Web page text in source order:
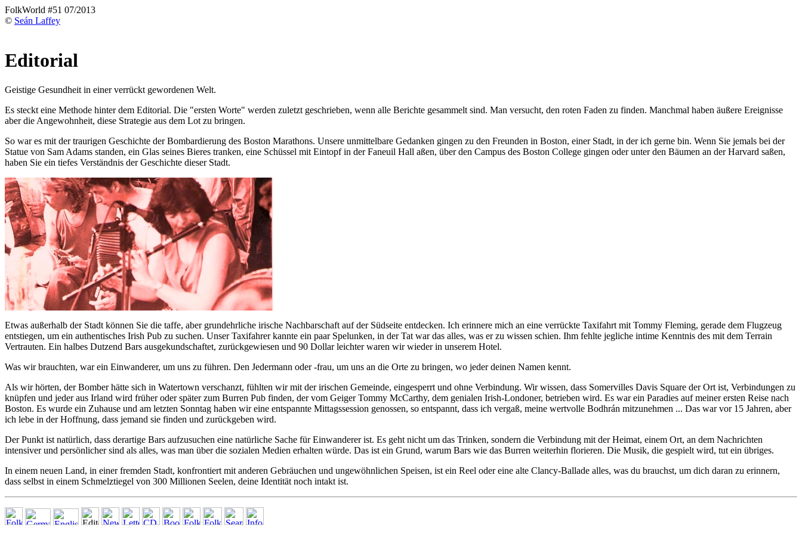
FolkWorld #51 07/2013
© Seán Laffey
Editorial
Geistige Gesundheit in einer verrückt gewordenen Welt.
Es steckt eine Methode hinter dem Editorial. Die "ersten Worte" werden zuletzt geschrieben, wenn alle Berichte gesammelt sind. Man versucht, den roten Faden zu finden. Manchmal haben äußere Ereignisse
aber die Angewohnheit, diese Strategie aus dem Lot zu bringen.
So war es mit der traurigen Geschichte der Bombardierung des Boston Marathons. Unsere unmittelbare Gedanken gingen zu den Freunden in Boston, einer Stadt, in der ich gerne bin. Wenn Sie jemals bei der
Statue von Sam Adams standen, ein Glas seines Bieres tranken, eine Schüssel mit Eintopf in der Faneuil Hall aßen, über den Campus des Boston College gingen oder unter den Bäumen an der Harvard saßen,
haben Sie ein tiefes Verständnis der Geschichte dieser Stadt.
Etwas außerhalb der Stadt können Sie die taffe, aber grundehrliche irische Nachbarschaft auf der Südseite entdecken. Ich erinnere mich an eine verrückte Taxifahrt mit Tommy Fleming, gerade dem Flugzeug
entstiegen, um ein authentisches Irish Pub zu suchen. Unser Taxifahrer kannte ein paar Spelunken, in der Tat war das alles, was er zu wissen schien. Ihm fehlte jegliche intime Kenntnis des mit dem Terrain
Vertrauten. Ein halbes Dutzend Bars ausgekundschaftet, zurückgewiesen und 90 Dollar leichter waren wir wieder in unserem Hotel.
Was wir brauchten, war ein Einwanderer, um uns zu führen. Den Jedermann oder -frau, um uns an die Orte zu bringen, wo jeder deinen Namen kennt.
Als wir hörten, der Bomber hätte sich in Watertown verschanzt, fühlten wir mit der irischen Gemeinde, eingesperrt und ohne Verbindung. Wir wissen, dass Somervilles Davis Square der Ort ist, Verbindungen zu
knüpfen und jeder aus Irland wird früher oder später zum Burren Pub finden, der vom Geiger Tommy McCarthy, dem genialen Irish-Londoner, betrieben wird. Es war ein Paradies auf meiner ersten Reise nach
Boston. Es wurde ein Zuhause und am letzten Sonntag haben wir eine entspannte Mittagssession genossen, so entspannt, dass ich vergaß, meine wertvolle Bodhrán mitzunehmen ... Das war vor 15 Jahren, aber
ich lebe in der Hoffnung, dass jemand sie finden und zurückgeben wird.
Der Punkt ist natürlich, dass derartige Bars aufzusuchen eine natürliche Sache für Einwanderer ist. Es geht nicht um das Trinken, sondern die Verbindung mit der Heimat, einem Ort, an dem Nachrichten
intensiver und persönlicher sind als alles, was man über die sozialen Medien erhalten würde. Das ist ein Grund, warum Bars wie das Burren weiterhin florieren. Die Musik, die gespielt wird, tut ein übriges.
In einem neuen Land, in einer fremden Stadt, konfrontiert mit anderen Gebräuchen und ungewöhnlichen Speisen, ist ein Reel oder eine alte Clancy-Ballade alles, was du brauchst, um dich daran zu erinnern,
dass selbst in einem Schmelztiegel von 300 Millionen Seelen, deine Identität noch intakt ist.